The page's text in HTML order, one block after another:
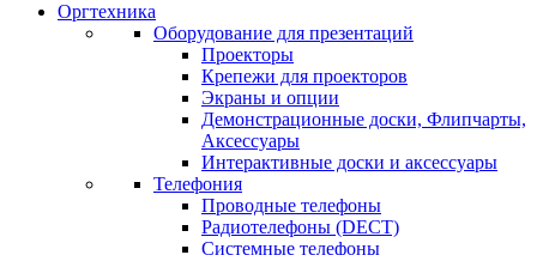
Оргтехника
Оборудование для презентаций
Проекторы
Крепежи для проекторов
Экраны и опции
Демонстрационные доски, Флипчарты,
Аксессуары
Интерактивные доски и аксессуары
Телефония
Проводные телефоны
Радиотелефоны (DECT)
Системные телефоны